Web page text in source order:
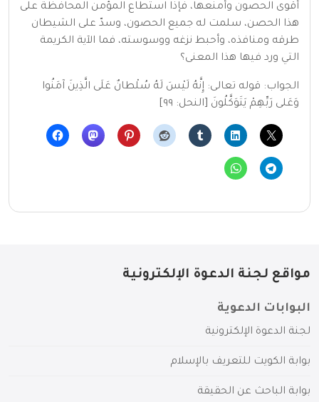
أقوى الحصون وأمنعها، فإذا استطاع المؤمن المحافظة على
هذا الحصن، سلمت له جميع الحصون، وسدّ على الشيطان
طرقه ومنافذه، وأحبط نزغه ووسوسته، فما الآية الكريمة
التي ورد فيها هذا المعنى؟
الجواب: قوله تعالى: إِنَّهُ لَيْسَ لَهُ سُلْطانٌ عَلَى الَّذِينَ آمَنُوا
وَعَلى رَبِّهِمْ يَتَوَكَّلُونَ [النحل: ٩٩]
مواقع لجنة الدعوة الإلكترونية
البوابات الدعوية
لجنة الدعوة الإلكترونية
بوابة الكويت للتعريف بالإسلام
بوابة الباحث عن الحقيقة